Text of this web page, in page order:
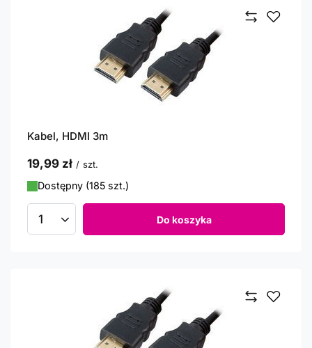
Kabel, HDMI 3m
19,99 zł / szt.
Dostępny (185 szt.)
Ilość produktów Do koszyka